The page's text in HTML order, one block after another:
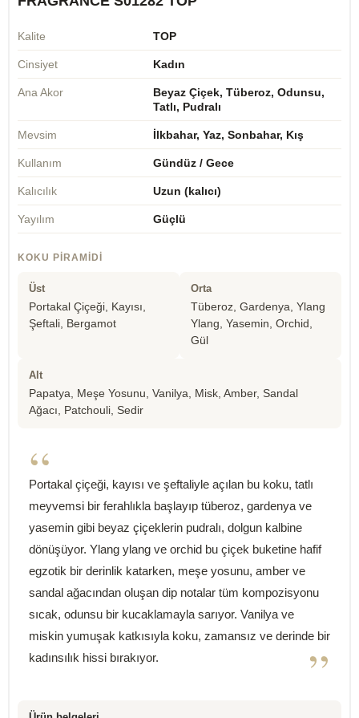
Kalite TOP
Cinsiyet Kadın
Ana Akor
Beyaz Çiçek, Tüberoz, Odunsu,
Tatlı, Pudralı
Mevsim İlkbahar, Yaz, Sonbahar, Kış
Kullanım Gündüz / Gece
Kalıcılık Uzun (kalıcı)
Yayılım Güçlü
KOKU PIRAMIDI
Üst
Portakal Çiçeği, Kayısı,
Şeftali, Bergamot
Orta
Tüberoz, Gardenya, Ylang
Ylang, Yasemin, Orchid,
Gül
Alt
Papatya, Meşe Yosunu, Vanilya, Misk, Amber, Sandal
Ağacı, Patchouli, Sedir
“
Portakal çiçeği, kayısı ve şeftaliyle açılan bu koku, tatlı
meyvemsi bir ferahlıkla başlayıp tüberoz, gardenya ve
yasemin gibi beyaz çiçeklerin pudralı, dolgun kalbine
dönüşüyor. Ylang ylang ve orchid bu çiçek buketine hafif
egzotik bir derinlik katarken, meşe yosunu, amber ve
sandal ağacından oluşan dip notalar tüm kompozisyonu
sıcak, odunsu bir kucaklamayla sarıyor. Vanilya ve
miskin yumuşak katkısıyla koku, zamansız ve derinde bir
kadınsılık hissi bırakıyor.
”